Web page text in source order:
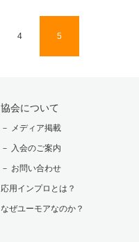
4 5
協会について
－ メディア掲載
－ 入会のご案内
－ お問い合わせ
応用インプロとは？
なぜユーモアなのか？